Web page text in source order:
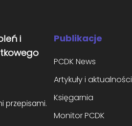
i
przepisami.
Publikacje
PCDK News
Artykuły i aktualności
Księgarnia
Monitor PCDK